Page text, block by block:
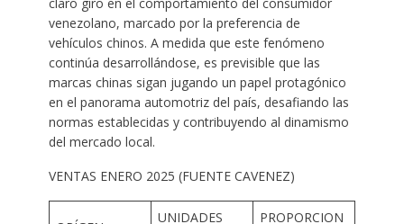
venezolano, marcado por la preferencia de
vehículos chinos. A medida que este fenómeno
continúa desarrollándose, es previsible que las
marcas chinas sigan jugando un papel protagónico
en el panorama automotriz del país, desafiando las
normas establecidas y contribuyendo al dinamismo
del mercado local.
VENTAS ENERO 2025 (FUENTE CAVENEZ)
UNIDADES PROPORCION